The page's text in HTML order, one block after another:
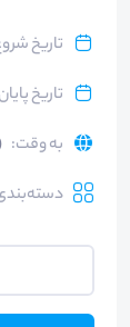
تاریخ
تاریخ پایان
به وقت: